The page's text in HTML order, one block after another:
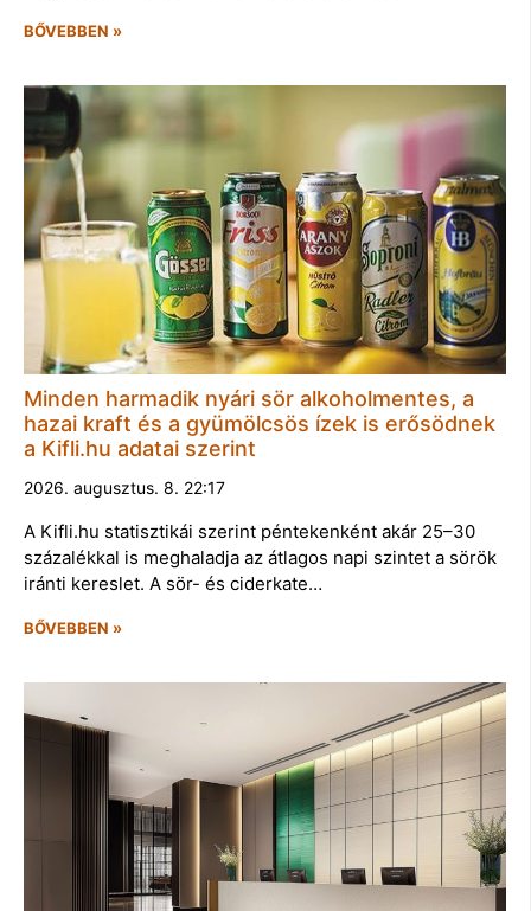
BŐVEBBEN »
Minden harmadik nyári sör alkoholmentes, a
hazai kraft és a gyümölcsös ízek is erősödnek
a Kifli.hu adatai szerint
2026. augusztus. 8. 22:17
A Kifli.hu statisztikái szerint péntekenként akár 25–30
százalékkal is meghaladja az átlagos napi szintet a sörök
iránti kereslet. A sör- és ciderkate…
BŐVEBBEN »